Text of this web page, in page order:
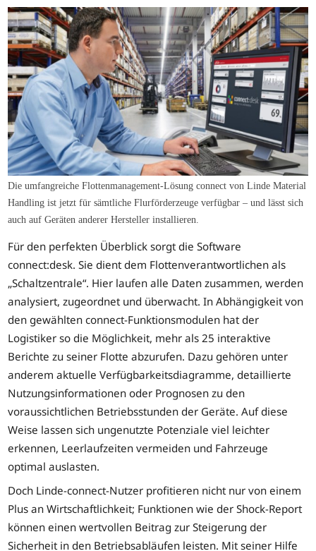
Die umfangreiche Flottenmanagement-Lösung connect von Linde Material
Handling ist jetzt für sämtliche Flurförderzeuge verfügbar – und lässt sich
auch auf Geräten anderer Hersteller installieren.
Für den perfekten Überblick sorgt die Software
connect:desk. Sie dient dem Flottenverantwortlichen als
„Schaltzentrale“. Hier laufen alle Daten zusammen, werden
analysiert, zugeordnet und überwacht. In Abhängigkeit von
den gewählten connect-Funktionsmodulen hat der
Logistiker so die Möglichkeit, mehr als 25 interaktive
Berichte zu seiner Flotte abzurufen. Dazu gehören unter
anderem aktuelle Verfügbarkeitsdiagramme, detaillierte
Nutzungsinformationen oder Prognosen zu den
voraussichtlichen Betriebsstunden der Geräte. Auf diese
Weise lassen sich ungenutzte Potenziale viel leichter
erkennen, Leerlaufzeiten vermeiden und Fahrzeuge
optimal auslasten.
Doch Linde-connect-Nutzer profitieren nicht nur von einem
Plus an Wirtschaftlichkeit; Funktionen wie der Shock-Report
können einen wertvollen Beitrag zur Steigerung der
Sicherheit in den Betriebsabläufen leisten. Mit seiner Hilfe